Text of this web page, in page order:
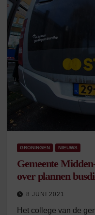
GRONINGEN NIEUWS
Gemeente
over plannen
8 JUNI 2021
Het college van de